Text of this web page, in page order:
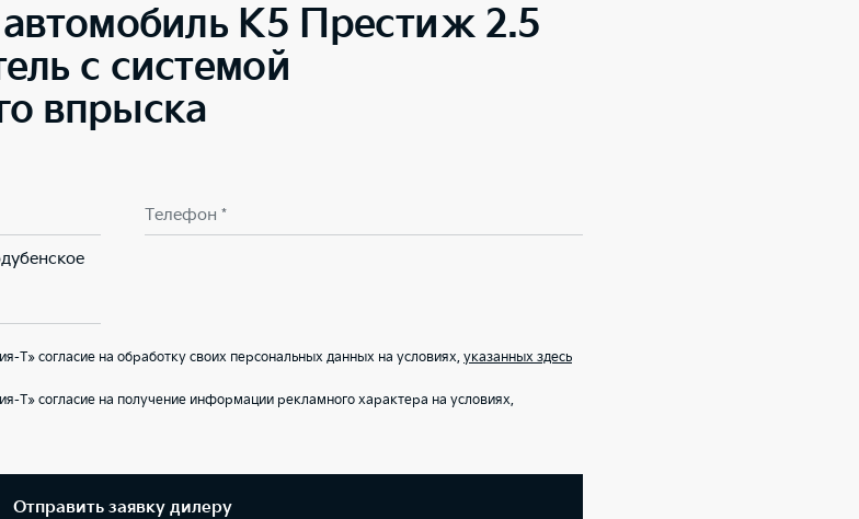
K5 Престиж 2.5
с системой
впрыска
Телефон *
согласие на обработку своих персональных данных на условиях, указанных здесь
согласие на получение информации рекламного характера на условиях,
Отправить заявку дилеру